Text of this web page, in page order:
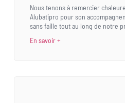
Nous tenons à remercier
Alubatipro pour son
sans faille tout au long de notre
En savoir +